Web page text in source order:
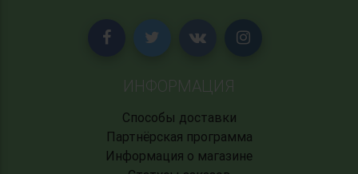
ИНФОРМАЦИЯ
Способы доставки
Партнёрская программа
Информация о магазине